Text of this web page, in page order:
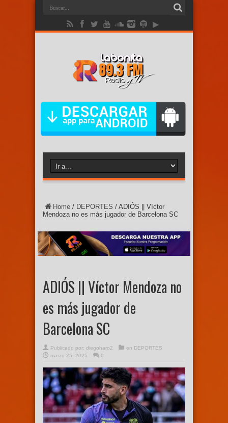
Home / DEPORTES / ADIÓS || Víctor
Mendoza no es más jugador de Barcelona SC
ADIÓS || Víctor Mendoza no
es más jugador de
Barcelona SC
Publicado por: diegoharo2 en DEPORTES
marzo 25, 2025
0